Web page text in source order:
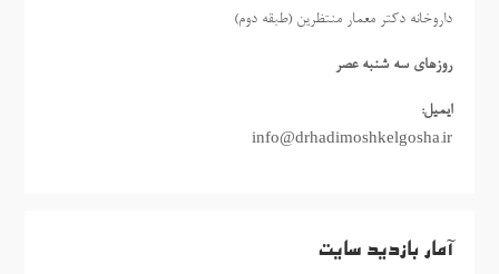
داروخانه دکتر معمار منتظرین (طبقه دوم)
روزهاي سه شنبه عصر
ایمیل:
info@drhadimoshkelgosha.ir
آمار بازدید سایت